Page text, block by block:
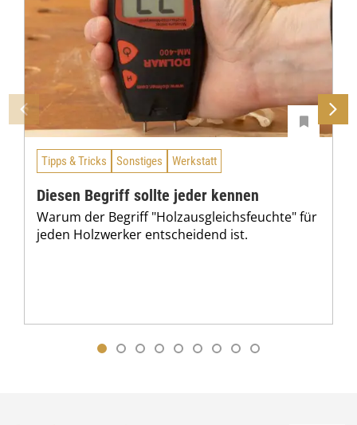
Tipps & Tricks Sonstiges Werkstatt
Diesen Begriff sollte jeder kennen
Warum der Begriff "Holzausgleichsfeuchte" für
jeden Holzwerker entscheidend ist.